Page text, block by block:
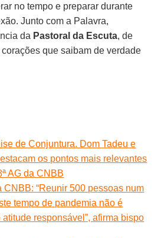
no tempo e preparar durante
Junto com a Palavra,
da Pastoral da Escuta, de
que saibam de verdade
de Conjuntura. Dom Tadeu e
os pontos mais relevantes
AG da CNBB
CNBB: “Reunir 500 pessoas num
tempo de pandemia não é
responsável”, afirma bispo